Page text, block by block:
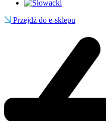
Przejdź do e-sklepu